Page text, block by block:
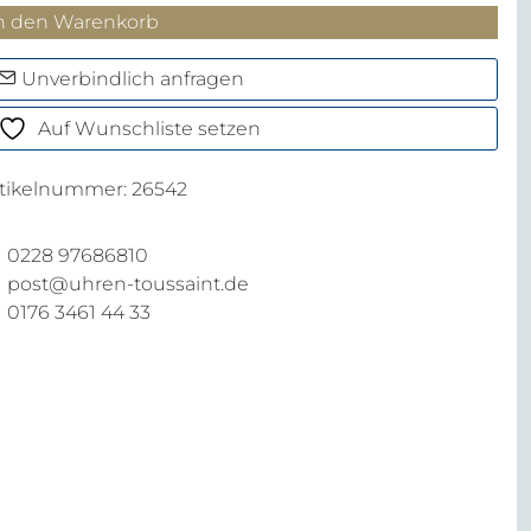
den Warenkorb
Unverbindlich anfragen
Auf Wunschliste setzen
26542
0228 97686810
post@uhren-toussaint.de
0176 3461 44 33